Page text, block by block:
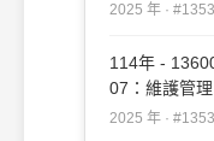
#135396
2025 年 ·
114年 -
07：維護管
#135395
2025 年 ·